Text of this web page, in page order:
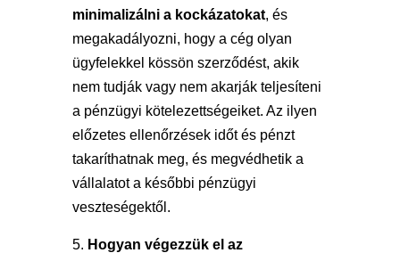
minimalizálni a kockázatokat, és
megakadályozni, hogy a cég olyan
ügyfelekkel kössön szerződést, akik
nem tudják vagy nem akarják teljesíteni
a pénzügyi kötelezettségeiket. Az ilyen
előzetes ellenőrzések időt és pénzt
takaríthatnak meg, és megvédhetik a
vállalatot a későbbi pénzügyi
veszteségektől.
Hogyan végezzük el az